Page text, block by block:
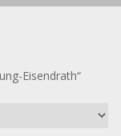
Eisendrath“